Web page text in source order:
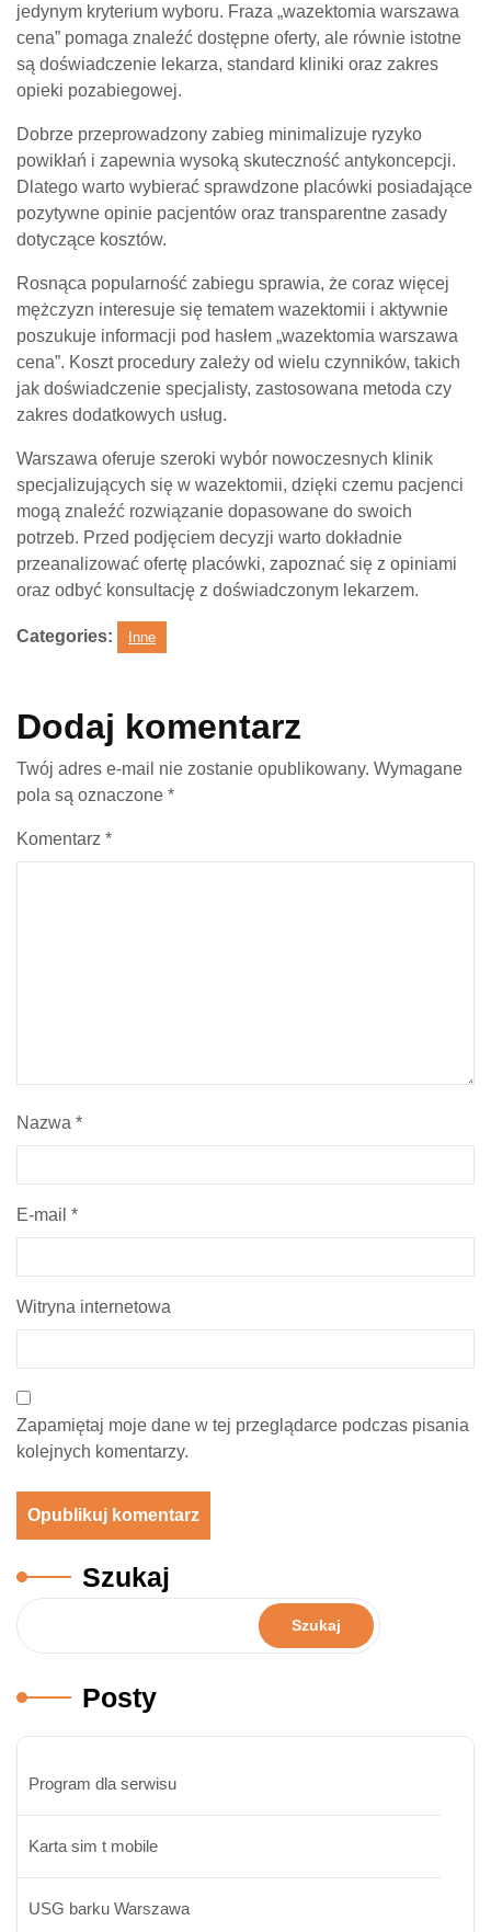
jedynym kryterium wyboru. Fraza „wazektomia warszawa
cena” pomaga znaleźć dostępne oferty, ale równie istotne
są doświadczenie lekarza, standard kliniki oraz zakres
opieki pozabiegowej.
Dobrze przeprowadzony zabieg minimalizuje ryzyko
powikłań i zapewnia wysoką skuteczność antykoncepcji.
Dlatego warto wybierać sprawdzone placówki posiadające
pozytywne opinie pacjentów oraz transparentne zasady
dotyczące kosztów.
Rosnąca popularność zabiegu sprawia, że coraz więcej
mężczyzn interesuje się tematem wazektomii i aktywnie
poszukuje informacji pod hasłem „wazektomia warszawa
cena”. Koszt procedury zależy od wielu czynników, takich
jak doświadczenie specjalisty, zastosowana metoda czy
zakres dodatkowych usług.
Warszawa oferuje szeroki wybór nowoczesnych klinik
specjalizujących się w wazektomii, dzięki czemu pacjenci
mogą znaleźć rozwiązanie dopasowane do swoich
potrzeb. Przed podjęciem decyzji warto dokładnie
przeanalizować ofertę placówki, zapoznać się z opiniami
oraz odbyć konsultację z doświadczonym lekarzem.
Categories: Inne
Dodaj komentarz
Twój adres e-mail nie zostanie opublikowany. Wymagane
pola są oznaczone *
Komentarz *
Nazwa *
E-mail *
Witryna internetowa
Zapamiętaj moje dane w tej przeglądarce podczas pisania
kolejnych komentarzy.
Szukaj
Szukaj
Posty
Program dla serwisu
Karta sim t mobile
USG barku Warszawa